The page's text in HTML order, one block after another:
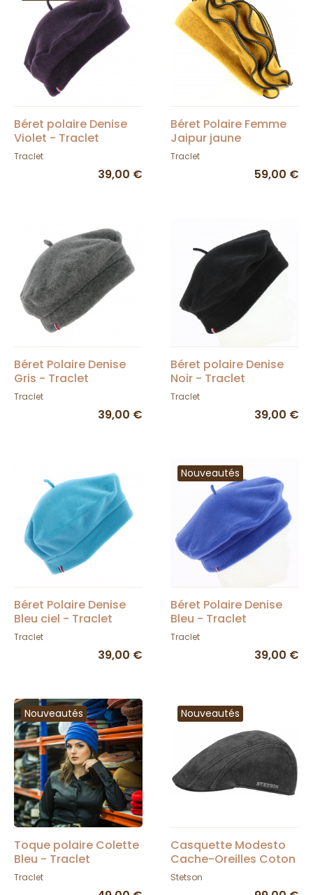
Béret polaire Denise
Violet - Traclet
Traclet
39,00 €
Béret Polaire Femme
Jaipur jaune
moutarde - Traclet
Traclet
59,00 €
Béret Polaire Denise
Gris - Traclet
Traclet
39,00 €
Béret polaire Denise
Noir - Traclet
Traclet
39,00 €
Béret Polaire Denise
Bleu ciel - Traclet
Traclet
39,00 €
Nouveautés
Béret Polaire Denise
Bleu - Traclet
Traclet
39,00 €
Nouveautés
Toque polaire Colette
Bleu - Traclet
Traclet
Nouveautés
Casquette Modesto
Cache-Oreilles Coton
Noire - Stetson
Stetson